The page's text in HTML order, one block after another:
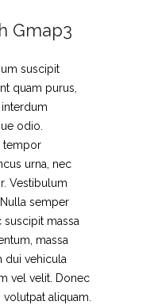
Gmap3
suscipit
quam purus,
odio.
tempor
urna, nec
Vestibulum
semper
massa
massa
dui vehicula
vel velit. Donec
aliquam.